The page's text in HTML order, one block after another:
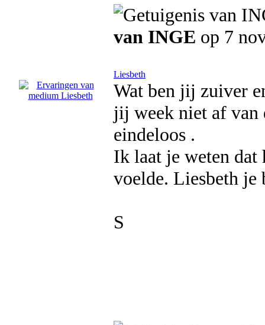
van INGE op 7
Liesbeth
Wat ben jij zuiver
jij week niet af van
eindeloos .
Ik laat je weten
voelde. Liesbeth je
S